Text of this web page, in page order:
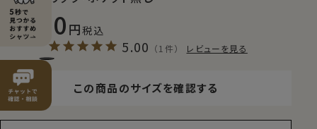
9,900 税込
5.00 （1件） レビューを見る
この商品のサイズを確認する